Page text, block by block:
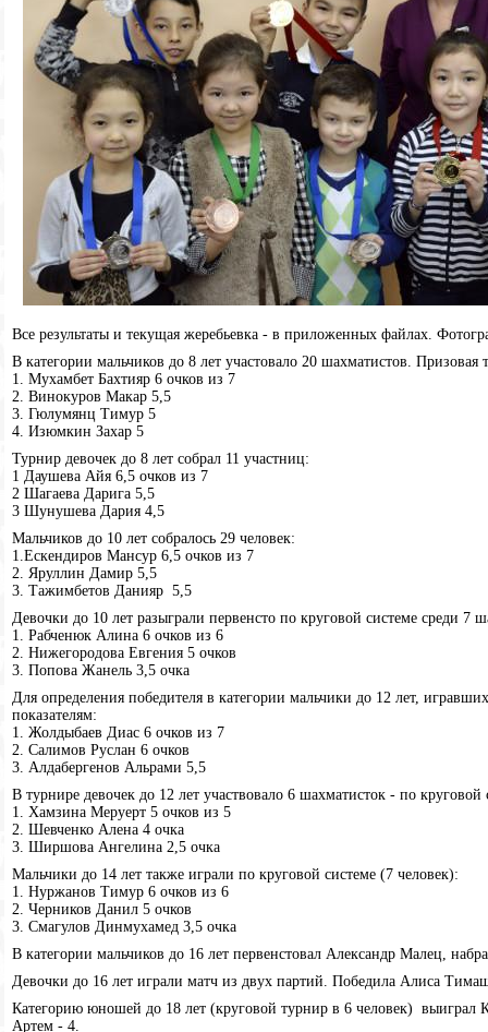
Все результаты и текущая жеребьевка - в приложенных файлах.
В категории мальчиков до 8 лет участовало 20 шахматистов. Призовая
1. Мухамбет Бахтияр 6 очков из 7
2. Винокуров Макар 5,5
3. Гюлумянц Тимур 5
4. Изюмкин Захар 5
Турнир девочек до 8 лет собрал 11 участниц:
1 Даушева Айя 6,5 очков из 7
2 Шагаева Дарига 5,5
3 Шунушева Дария 4,5
Мальчиков до 10 лет собралось 29 человек:
1.Ескендиров Мансур 6,5 очков из 7
2. Яруллин Дамир 5,5
3. Тажимбетов Данияр 5,5
Девочки до 10 лет разыграли первенсто по круговой системе среди 7
1. Рабченюк Алина 6 очков из 6
2. Нижегородова Евгения 5 очков
3. Попова Жанель 3,5 очка
Для определения победителя в категории мальчики до 12 лет,
показателям:
1. Жолдыбаев Диас 6 очков из 7
2. Салимов Руслан 6 очков
3. Алдабергенов Альрами 5,5
В турнире девочек до 12 лет участвовало 6 шахматисток - по круговой
1. Хамзина Меруерт 5 очков из 5
2. Шевченко Алена 4 очка
3. Ширшова Ангелина 2,5 очка
Мальчики до 14 лет также играли по круговой системе (7 человек):
1. Нуржанов Тимур 6 очков из 6
2. Черников Данил 5 очков
3. Смагулов Динмухамед 3,5 очка
В категории мальчиков до 16 лет первенстовал Александр Малец,
Девочки до 16 лет играли матч из двух партий. Победила Алиса
Категорию юношей до 18 лет (круговой турнир в 6 человек) выиграл
Артем - 4.